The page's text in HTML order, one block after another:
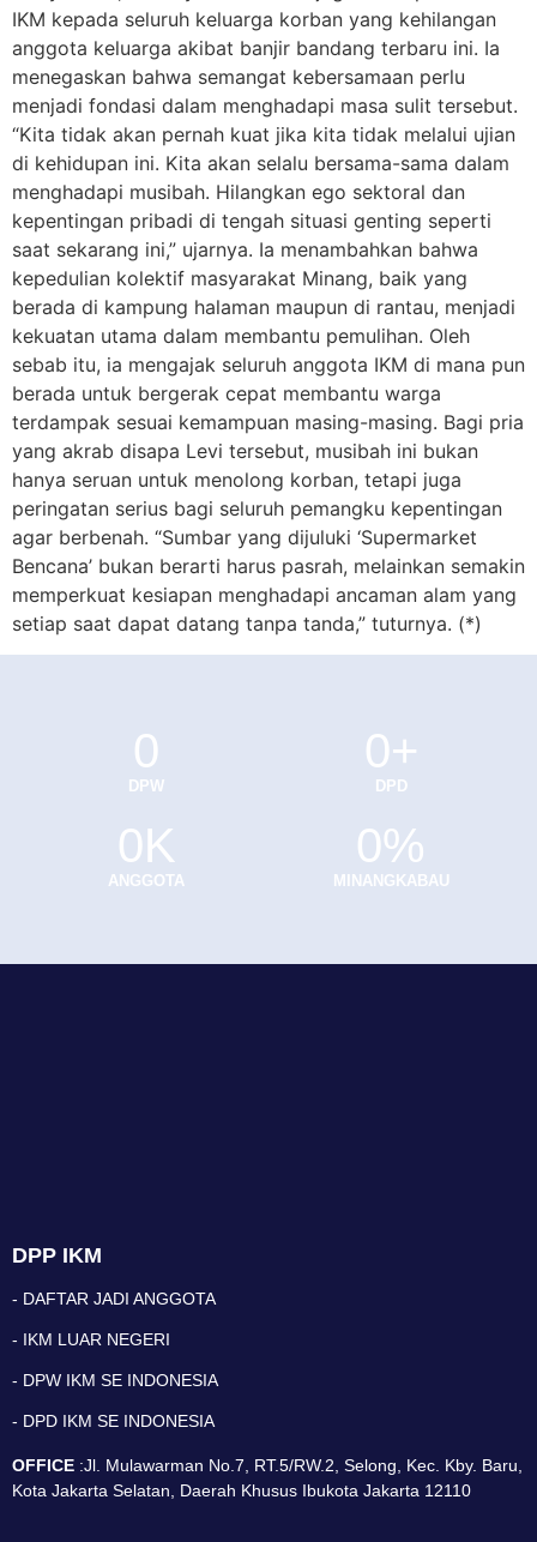
IKM kepada seluruh keluarga korban yang kehilangan
anggota keluarga akibat banjir bandang terbaru ini. Ia
menegaskan bahwa semangat kebersamaan perlu
menjadi fondasi dalam menghadapi masa sulit tersebut.
“Kita tidak akan pernah kuat jika kita tidak melalui ujian
di kehidupan ini. Kita akan selalu bersama-sama dalam
menghadapi musibah. Hilangkan ego sektoral dan
kepentingan pribadi di tengah situasi genting seperti
saat sekarang ini,” ujarnya. Ia menambahkan bahwa
kepedulian kolektif masyarakat Minang, baik yang
berada di kampung halaman maupun di rantau, menjadi
kekuatan utama dalam membantu pemulihan. Oleh
sebab itu, ia mengajak seluruh anggota IKM di mana pun
berada untuk bergerak cepat membantu warga
terdampak sesuai kemampuan masing-masing. Bagi pria
yang akrab disapa Levi tersebut, musibah ini bukan
hanya seruan untuk menolong korban, tetapi juga
peringatan serius bagi seluruh pemangku kepentingan
agar berbenah. “Sumbar yang dijuluki ‘Supermarket
Bencana’ bukan berarti harus pasrah, melainkan semakin
memperkuat kesiapan menghadapi ancaman alam yang
setiap saat dapat datang tanpa tanda,” tuturnya. (*)
DPW
0
DPD
0+
ANGGOTA
0K
MINANGKABAU
0%
DPP IKM
- DAFTAR JADI ANGGOTA
- IKM LUAR NEGERI
- DPW IKM SE INDONESIA
- DPD IKM SE INDONESIA
OFFICE :Jl. Mulawarman No.7, RT.5/RW.2, Selong, Kec. Kby. Baru,
Kota Jakarta Selatan, Daerah Khusus Ibukota Jakarta 12110